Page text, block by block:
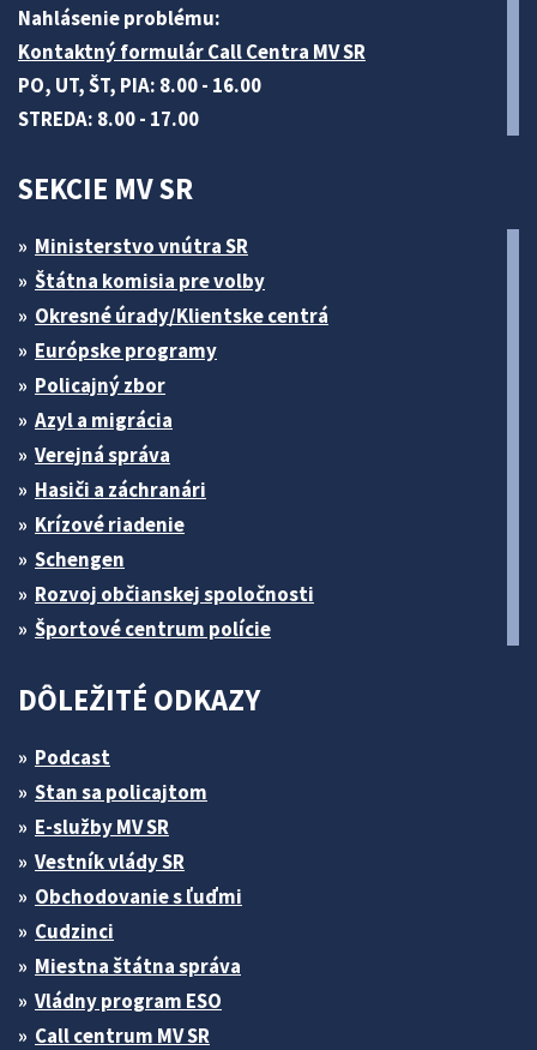
Nahlásenie problému:
Kontaktný formulár Call Centra MV SR
PO, UT, ŠT, PIA: 8.00 - 16.00
STREDA: 8.00 - 17.00
SEKCIE MV SR
Ministerstvo vnútra SR
Štátna komisia pre volby
Okresné úrady/Klientske centrá
Európske programy
Policajný zbor
Azyl a migrácia
Verejná správa
Hasiči a záchranári
Krízové riadenie
Schengen
Rozvoj občianskej spoločnosti
Športové centrum polície
DÔLEŽITÉ ODKAZY
Podcast
Stan sa policajtom
E-služby MV SR
Vestník vlády SR
Obchodovanie s ľuďmi
Cudzinci
Miestna štátna správa
Vládny program ESO
Call centrum MV SR